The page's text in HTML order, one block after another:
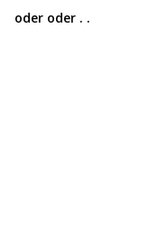
oder oder . .